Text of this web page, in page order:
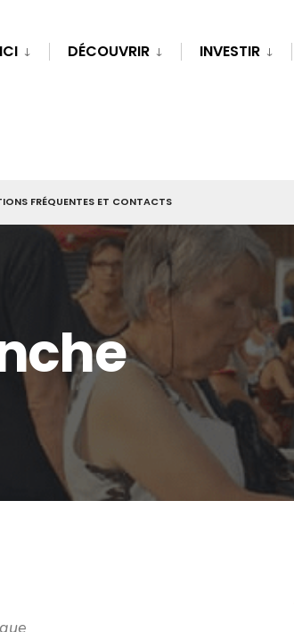
DÉCOUVRIR INVESTIR
FRÉQUENTES ET CONTACTS